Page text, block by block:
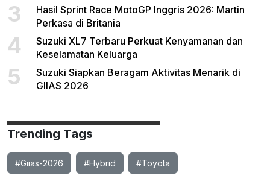
3
Hasil Sprint Race MotoGP Inggris 2026: Martin
Perkasa di Britania
4
Suzuki XL7 Terbaru Perkuat Kenyamanan dan
Keselamatan Keluarga
5
Suzuki Siapkan Beragam Aktivitas Menarik di
GIIAS 2026
Trending Tags
#Giias-2026 #Hybrid #Toyota